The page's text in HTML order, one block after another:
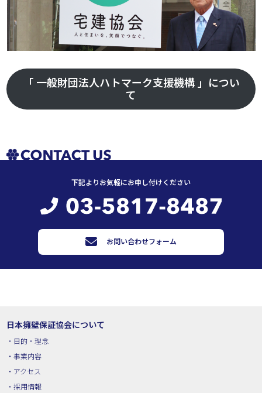
「 一般財団法人ハトマーク支援機構 」につい
て
下記よりお気軽にお申し付けください
お問い合わせフォーム
日本擁壁保証協会について
目的・理念
事業内容
アクセス
採用情報